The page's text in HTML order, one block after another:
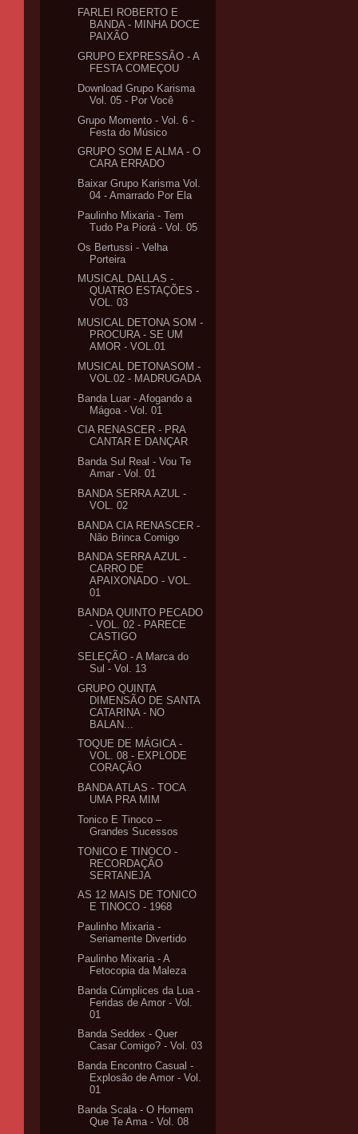
FARLEI ROBERTO E
BANDA - MINHA DOCE
PAIXÃO
GRUPO EXPRESSÃO - A
FESTA COMEÇOU
Download Grupo Karisma
Vol. 05 - Por Você
Grupo Momento - Vol. 6 -
Festa do Músico
GRUPO SOM E ALMA - O
CARA ERRADO
Baixar Grupo Karisma Vol.
04 - Amarrado Por Ela
Paulinho Mixaria - Tem
Tudo Pa Piorá - Vol. 05
Os Bertussi - Velha
Porteira
MUSICAL DALLAS -
QUATRO ESTAÇÕES -
VOL. 03
MUSICAL DETONA SOM -
PROCURA - SE UM
AMOR - VOL.01
MUSICAL DETONASOM -
VOL.02 - MADRUGADA
Banda Luar - Afogando a
Mágoa - Vol. 01
CIA RENASCER - PRA
CANTAR E DANÇAR
Banda Sul Real - Vou Te
Amar - Vol. 01
BANDA SERRA AZUL -
VOL. 02
BANDA CIA RENASCER -
Não Brinca Comigo
BANDA SERRA AZUL -
CARRO DE
APAIXONADO - VOL.
01
BANDA QUINTO PECADO
- VOL. 02 - PARECE
CASTIGO
SELEÇÃO - A Marca do
Sul - Vol. 13
GRUPO QUINTA
DIMENSÃO DE SANTA
CATARINA - NO
BALAN...
TOQUE DE MÁGICA -
VOL. 08 - EXPLODE
CORAÇÃO
BANDA ATLAS - TOCA
UMA PRA MIM
Tonico E Tinoco –
Grandes Sucessos
TONICO E TINOCO -
RECORDAÇÃO
SERTANEJA
AS 12 MAIS DE TONICO
E TINOCO - 1968
Paulinho Mixaria -
Seriamente Divertido
Paulinho Mixaria - A
Fetocopia da Maleza
Banda Cúmplices da Lua -
Feridas de Amor - Vol.
01
Banda Seddex - Quer
Casar Comigo? - Vol. 03
Banda Encontro Casual -
Explosão de Amor - Vol.
01
Banda Scala - O Homem
Que Te Ama - Vol. 08